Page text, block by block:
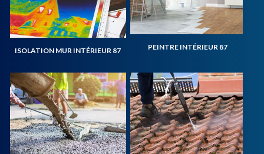
ISOLATION MUR INTÉRIEUR 87 PEINTRE INTÉRIEUR 87